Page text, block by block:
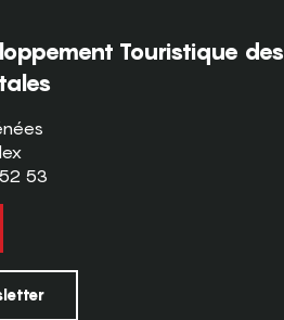
Touristique des
53